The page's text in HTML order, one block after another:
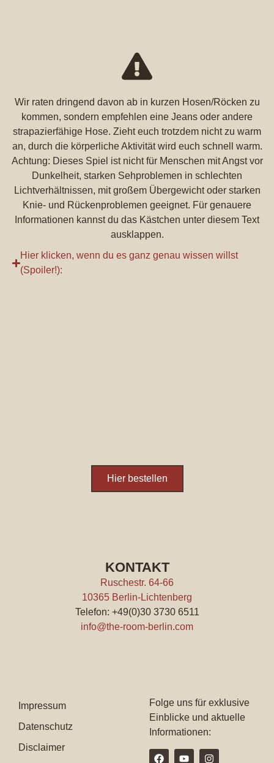
Wir raten dringend davon ab in kurzen Hosen/Röcken zu
kommen, sondern empfehlen eine Jeans oder andere
strapazierfähige Hose. Zieht euch trotzdem nicht zu warm
an, durch die körperliche Aktivität wird euch schnell warm.
Achtung: Dieses Spiel ist nicht für Menschen mit Angst vor
Dunkelheit, starken Sehproblemen in schlechten
Lichtverhältnissen, mit großem Übergewicht oder starken
Knie- und Rückenproblemen geeignet. Für genauere
Informationen kannst du das Kästchen unter diesem Text
ausklappen.
Hier klicken, wenn du es ganz genau wissen willst
(Spoiler!):
Hier bestellen
KONTAKT
Ruschestr. 64-66
10365 Berlin-Lichtenberg
Telefon: +49(0)30 3730 6511
info@the-room-berlin.com
Impressum
Datenschutz
Disclaimer
Folge uns für exklusive
Einblicke und aktuelle
Informationen: